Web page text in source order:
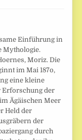
Einführung in
Mythologie.
Moriz. Die
im Mai 187o,
eine kleine
Erforschung der
Ägäischen Meer
Held der
der
durch